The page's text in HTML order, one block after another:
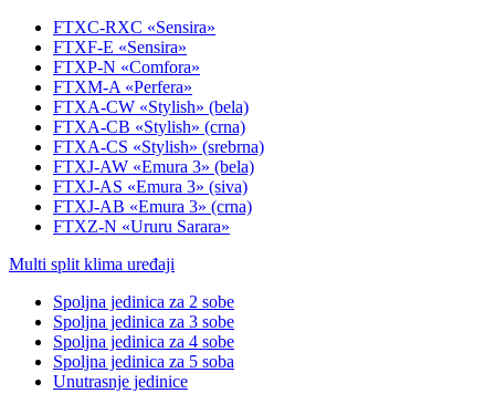
FTXC-RXC «Sensira»
FTXF-E «Sensira»
FTXP-N «Comfora»
FTXM-A «Perfera»
FTXA-CW «Stylish» (bela)
FTXA-CB «Stylish» (crna)
FTXA-CS «Stylish» (srebrna)
FTXJ-AW «Emura 3» (bela)
FTXJ-AS «Emura 3» (siva)
FTXJ-AB «Emura 3» (crna)
FTXZ-N «Ururu Sarara»
Multi split klima uređaji
Spoljna jedinica za 2 sobe
Spoljna jedinica za 3 sobe
Spoljna jedinica za 4 sobe
Spoljna jedinica za 5 soba
Unutrasnje jedinice